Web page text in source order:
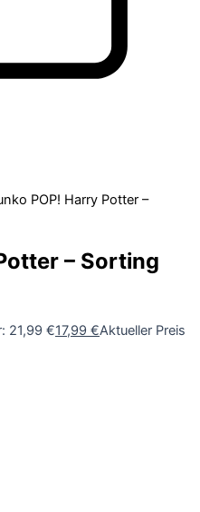
POP! Harry Potter –
– Sorting
21,99 €17,99 €Aktueller Preis